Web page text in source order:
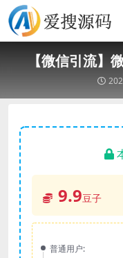
【微信引流
9.9豆子
普通用户: